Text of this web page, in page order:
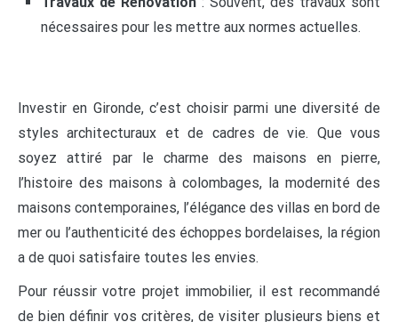
nécessaires pour les mettre aux normes actuelles.
Investir en Gironde, c’est choisir parmi une diversité de
styles architecturaux et de cadres de vie. Que vous
soyez attiré par le charme des maisons en pierre,
l’histoire des maisons à colombages, la modernité des
maisons contemporaines, l’élégance des villas en bord de
mer ou l’authenticité des échoppes bordelaises, la région
a de quoi satisfaire toutes les envies.
Pour réussir votre projet immobilier, il est recommandé
de bien définir vos critères, de visiter plusieurs biens et